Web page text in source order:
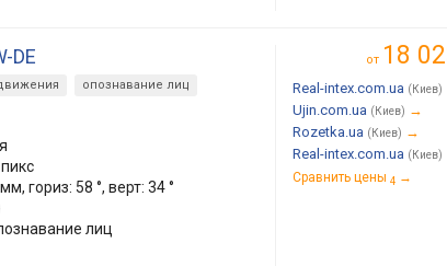
DE
опознавание лиц
гориз: 58 °, верт: 34 °
лиц
от 18
Real-intex.com.ua (Киев)
Ujin.com.ua (Киев) →
Rozetka.ua (Киев) →
Real-intex.com.ua (Киев)
Сравнить цены 4 →